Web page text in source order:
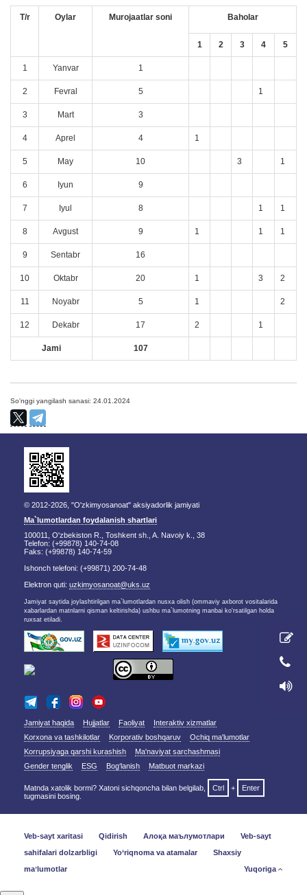
T/r Oylar Murojaatlar soni Baholar
1 2 3 4 5
1 Yanvar 1
2 Fevral 5 1
3 Mart 3
4 Aprel 4 1
5 May 10 3 1
6 Iyun 9
7 Iyul 8 1 1
8 Avgust 9 1 1 1
9 Sentabr 16
10 Oktabr 20 1 3 2
11 Noyabr 5 1 2
12 Dekabr 17 2 1
Jami 107
So'nggi yangilash sanasi: 24.01.2024
© 2012-2026, "O'zkimyosanoat" aksiyadorlik jamiyati
Ma`lumotlardan foydalanish shartlari
100011, O'zbekiston R., Toshkent sh., A. Navoiy k., 38
Telefon: (+99878) 140-74-08
Faks: (+99878) 140-74-59
Ishonch telefoni: (+99871) 200-74-48
Elektron quti: uzkimyosanoat@uks.uz
Jamiyat saytida joylashtirilgan ma`lumotlardan nusxa olish (ommaviy axborot vositalarida
xabarlardan matnlarni qisman keltirishda) ushbu ma`lumotning manbai ko'rsatilgan holda
ruxsat etiladi.
Jamiyat haqida Hujjatlar Faoliyat
Interaktiv xizmatlar
Korxona va tashkilotlar
Korporativ boshqaruv
Ochiq ma'lumotlar
Korrupsiyaga qarshi kurashish
Ma'naviyat sarchashmasi
Gender tenglik
ESG Bog‘lanish Matbuot markazi
Matnda xatolik bormi? Xatoni sichqoncha bilan belgilab, Ctrl +
Enter
tugmasini bosing.
Veb-sayt xaritasi Qidirish Алоқа маълумотлари
Veb-sayt
sahifalari dolzarbligi
Yo‘riqnoma va atamalar
Shaxsiy
maʼlumotlar
Yuqoriga